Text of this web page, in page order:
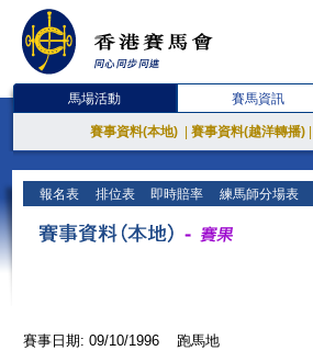
馬場活動 賽馬資訊
賽事資料(本地) 賽事資料(越洋轉播)
報名表 排位表 即時賠率 練馬師分場表
賽事日期: 09/10/1996 跑馬地